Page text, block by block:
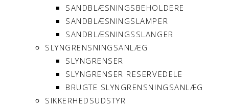
SANDBLÆSNINGSBEHOLDERE
SANDBLÆSNINGSLAMPER
SANDBLÆSNINGSSLANGER
SLYNGRENSNINGSANLÆG
SLYNGRENSER
SLYNGRENSER RESERVEDELE
BRUGTE SLYNGRENSNINGSANLÆG
SIKKERHEDSUDSTYR